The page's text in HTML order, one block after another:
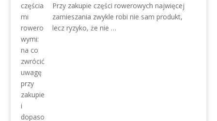
Przy zakupie części rowerowych najwięcej
zamieszania zwykle robi nie sam produkt,
lecz ryzyko, że nie …